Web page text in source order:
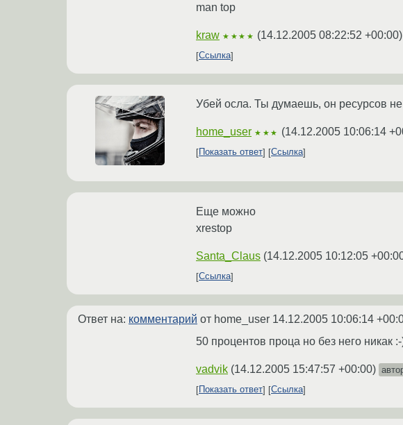
man top
kraw ★★★★ (14.12.2005 08:22:52 +00:00)
Ссылка
Убей осла. Ты думаешь, он ресурсов
home_user ★★★ (14.12.2005 10:06:14
Показать ответ Ссылка
Еще можно
xrestop
Santa_Claus (14.12.2005 10:12:05
Ссылка
Ответ на: комментарий от home_user 14.12.2005 10:06:14
50 процентов проца но без него никак
vadvik (14.12.2005 15:47:57 +00:00)
Показать ответ
Ссылка